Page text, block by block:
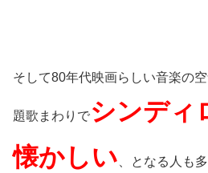
そして80年代映画らしい音楽の
題歌まわりでシンディ
懐かしい 、となる人も